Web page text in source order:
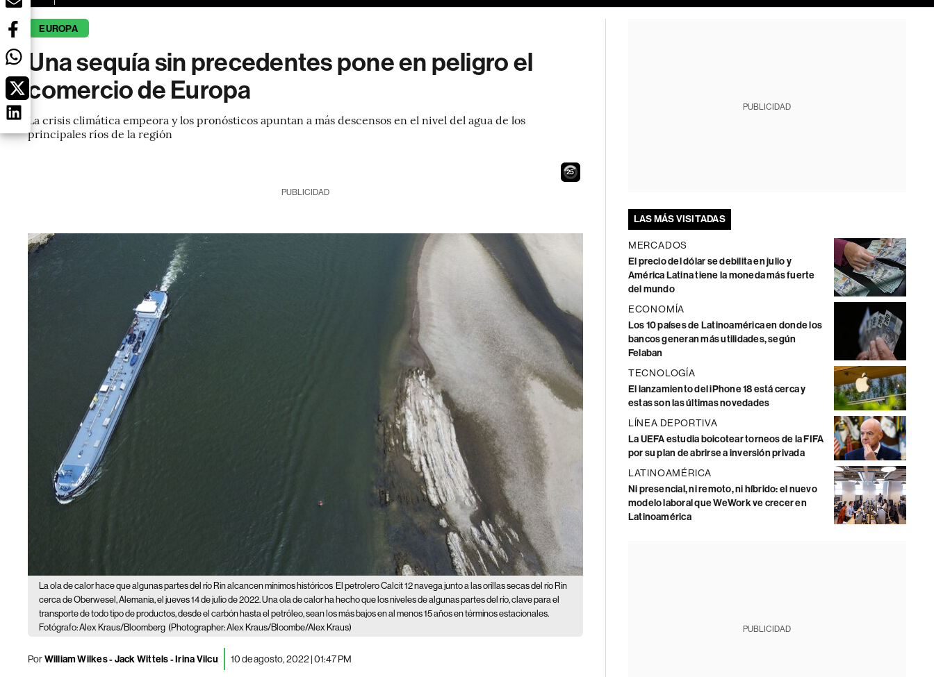
EUROPA
Una sequía sin precedentes pone en peligro el
comercio de Europa
La crisis climática empeora y los pronósticos apuntan a más descensos en el nivel del agua de los
principales ríos de la región
24
PUBLICIDAD
La ola de calor hace que algunas partes del río Rin alcancen mínimos históricos El petrolero Calcit 12 navega junto a las orillas secas del río Rin
cerca de Oberwesel, Alemania, el jueves 14 de julio de 2022. Una ola de calor ha hecho que los niveles de algunas partes del río, clave para el
transporte de todo tipo de productos, desde el carbón hasta el petróleo, sean los más bajos en al menos 15 años en términos estacionales.
Fotógrafo: Alex Kraus/Bloomberg (Photographer: Alex Kraus/Bloombe/Alex Kraus)
PorWilliam Wilkes - Jack Wittels - Irina Vilcu 10 de agosto, 2022 | 01:47 PM
PUBLICIDAD
LAS MÁS VISITADAS
MERCADOS
El precio del dólar se debilita en julio y
América Latina tiene la moneda más fuerte
del mundo
ECONOMÍA
Los 10 países de Latinoamérica en donde los
bancos generan más utilidades, según
Felaban
TECNOLOGÍA
El lanzamiento del iPhone 18 está cerca y
estas son las últimas novedades
LÍNEA DEPORTIVA
La UEFA estudia boicotear torneos de la FIFA
por su plan de abrirse a inversión privada
LATINOAMÉRICA
Ni presencial, ni remoto, ni híbrido: el nuevo
modelo laboral que WeWork ve crecer en
Latinoamérica
PUBLICIDAD